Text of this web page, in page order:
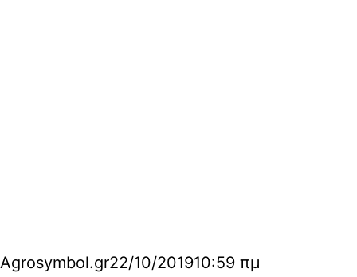
Agrosymbol.gr22/10/201910:59 πμ